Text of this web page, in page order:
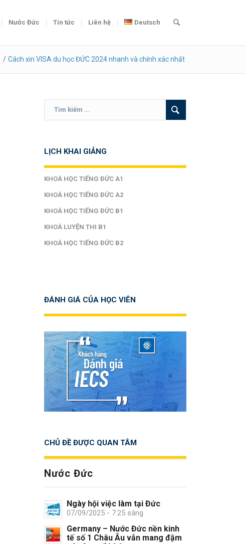
Nước Đức Tin tức Liên hệ Deutsch
/ Cách xin VISA du học ĐỨC 2024 nhanh và chính xác nhất
LỊCH KHAI GIẢNG
KHOÁ HỌC TIẾNG ĐỨC A1
KHOÁ HỌC TIẾNG ĐỨC A2
KHOÁ HỌC TIẾNG ĐỨC B1
KHOÁ LUYỆN THI B1
KHOÁ HỌC TIẾNG ĐỨC B2
ĐÁNH GIÁ CỦA HỌC VIÊN
CHỦ ĐỀ ĐƯỢC QUAN TÂM
Nước Đức
Ngày hội việc làm tại Đức
07/09/2025 - 7:25 sáng
Germany – Nước Đức nền kinh
tế số 1 Châu Âu vẫn mang đậm